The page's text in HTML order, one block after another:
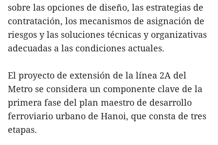
sobre las opciones de diseño, las estrategias de
contratación, los mecanismos de asignación de
riesgos y las soluciones técnicas y organizativas
adecuadas a las condiciones actuales.
El proyecto de extensión de la línea 2A del
Metro se considera un componente clave de la
primera fase del plan maestro de desarrollo
ferroviario urbano de Hanoi, que consta de tres
etapas.